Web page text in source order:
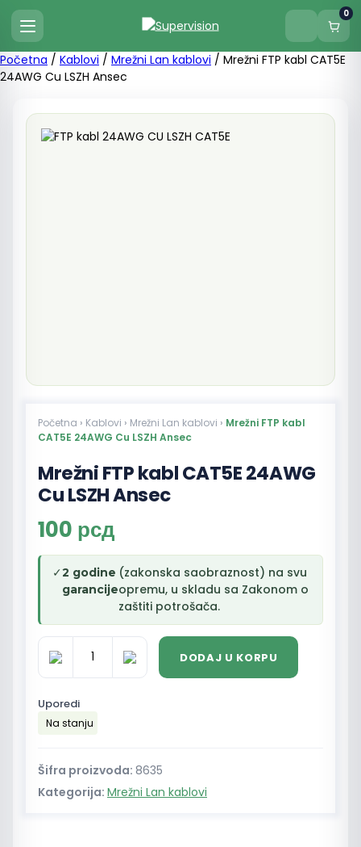
0
Početna / Kablovi / Mrežni Lan kablovi / Mrežni FTP kabl CAT5E
24AWG Cu LSZH Ansec
Početna › Kablovi › Mrežni Lan kablovi › Mrežni FTP kabl
CAT5E 24AWG Cu LSZH Ansec
Mrežni FTP kabl CAT5E 24AWG
Cu LSZH Ansec
100 рсд
✓2 godine
garancije
(zakonska saobraznost) na svu
opremu, u skladu sa Zakonom o
zaštiti potrošača.
Mrežni
FTP
kabl
24AWG
LSZH
Ansec
količina
DODAJ U KORPU
Uporedi
Na stanju
Šifra proizvoda: 8635
Kategorija: Mrežni Lan kablovi